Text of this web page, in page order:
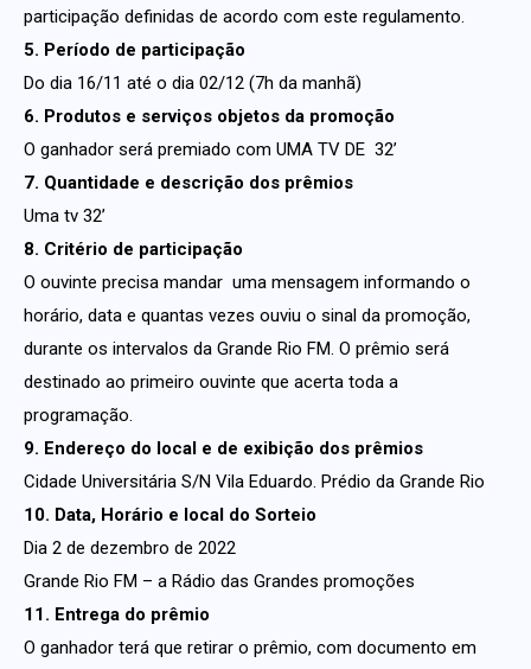
participação definidas de acordo com este regulamento.
5. Período de participação
Do dia 16/11 até o dia 02/12 (7h da manhã)
6. Produtos e serviços objetos da promoção
O ganhador será premiado com UMA TV DE 32’
7. Quantidade e descrição dos prêmios
Uma tv 32’
8. Critério de participação
O ouvinte precisa mandar uma mensagem informando o
horário, data e quantas vezes ouviu o sinal da promoção,
durante os intervalos da Grande Rio FM. O prêmio será
destinado ao primeiro ouvinte que acerta toda a
programação.
9. Endereço do local e de exibição dos prêmios
Cidade Universitária S/N Vila Eduardo. Prédio da Grande Rio
10. Data, Horário e local do Sorteio
Dia 2 de dezembro de 2022
Grande Rio FM – a Rádio das Grandes promoções
11. Entrega do prêmio
O ganhador terá que retirar o prêmio, com documento em